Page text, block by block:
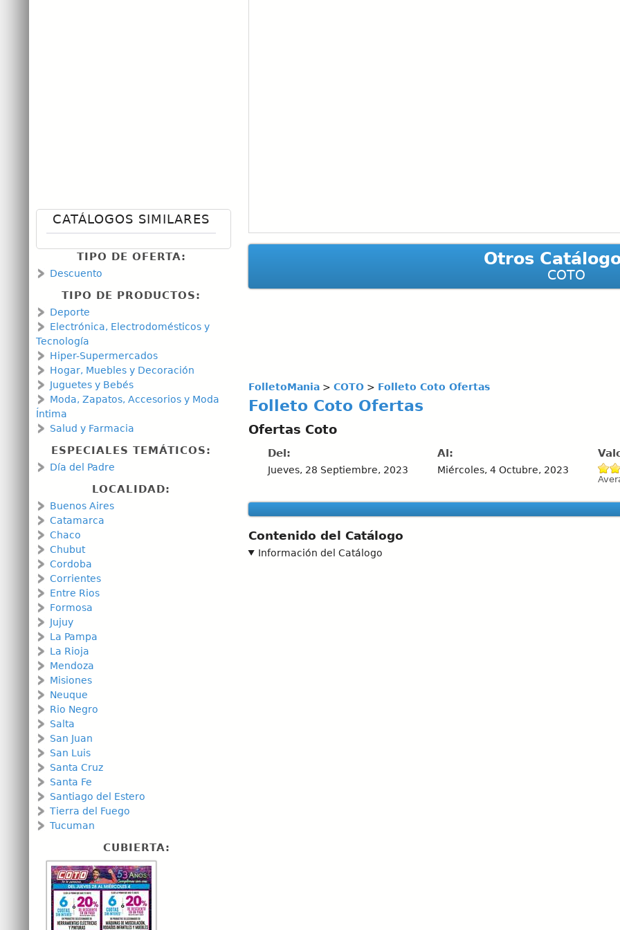
Otros
COTO
FolletoMania> COTO> Folleto Coto Ofertas
Folleto Coto Ofertas
Ofertas Coto
Del:
Jueves, 28 Septiembre, 2023
Al:
Miércoles, 4 Octubre, 2023
Contenido del Catálogo
Información del Catálogo
CATÁLOGOS SIMILARES
TIPO DE OFERTA:
Descuento
TIPO DE PRODUCTOS:
Deporte
Electrónica, Electrodomésticos y
Tecnología
Hiper-Supermercados
Hogar, Muebles y Decoración
Juguetes y Bebés
Moda, Zapatos, Accesorios y Moda
Íntima
Salud y Farmacia
ESPECIALES TEMÁTICOS:
Día del Padre
LOCALIDAD:
Buenos Aires
Catamarca
Chaco
Chubut
Cordoba
Corrientes
Entre Rios
Formosa
Jujuy
La Pampa
La Rioja
Mendoza
Misiones
Neuque
Rio Negro
Salta
San Juan
San Luis
Santa Cruz
Santa Fe
Santiago del Estero
Tierra del Fuego
Tucuman
CUBIERTA: